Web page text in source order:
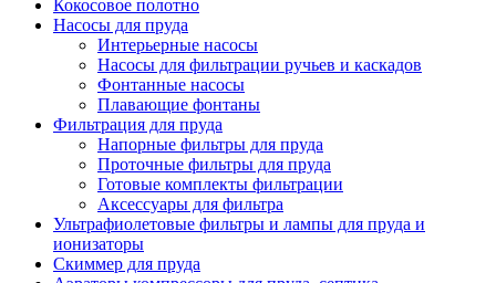
Кокосовое полотно
Насосы для пруда
Интерьерные насосы
Насосы для фильтрации ручьев и каскадов
Фонтанные насосы
Плавающие фонтаны
Фильтрация для пруда
Напорные фильтры для пруда
Проточные фильтры для пруда
Готовые комплекты фильтрации
Аксессуары для фильтра
Ультрафиолетовые фильтры и лампы для пруда и
ионизаторы
Скиммер для пруда